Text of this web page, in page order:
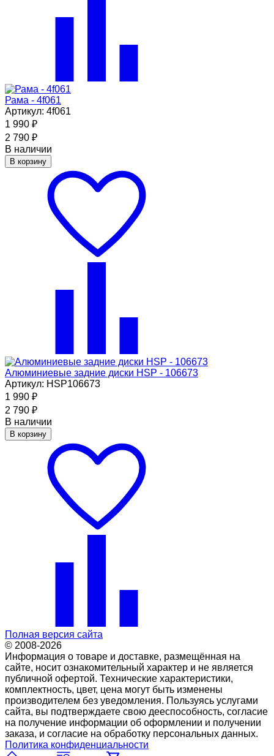
Рама - 4f061
Артикул: 4f061
1 990 ₽
2 790 ₽
В наличии
В корзину
Алюминиевые задние диски HSP - 106673
Артикул: HSP106673
1 990 ₽
2 790 ₽
В наличии
В корзину
Полная версия сайта
© 2008-2026
Информация о товаре и доставке, размещённая на
сайте, носит ознакомительный характер и не является
публичной офертой. Технические характеристики,
комплектность, цвет, цена могут быть изменены
производителем без уведомления. Пользуясь услугами
сайта, вы подтверждаете свою дееспособность, согласие
на получение информации об оформлении и получении
заказа, и согласие на обработку персональных данных.
Политика конфиденциальности